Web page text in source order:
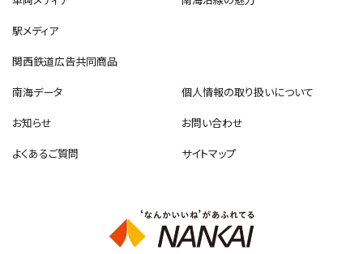
駅メディア
関西鉄道広告共同商品
南海データ
個人情報の取り扱いについて
お知らせ
お問い合わせ
よくあるご質問
サイトマップ